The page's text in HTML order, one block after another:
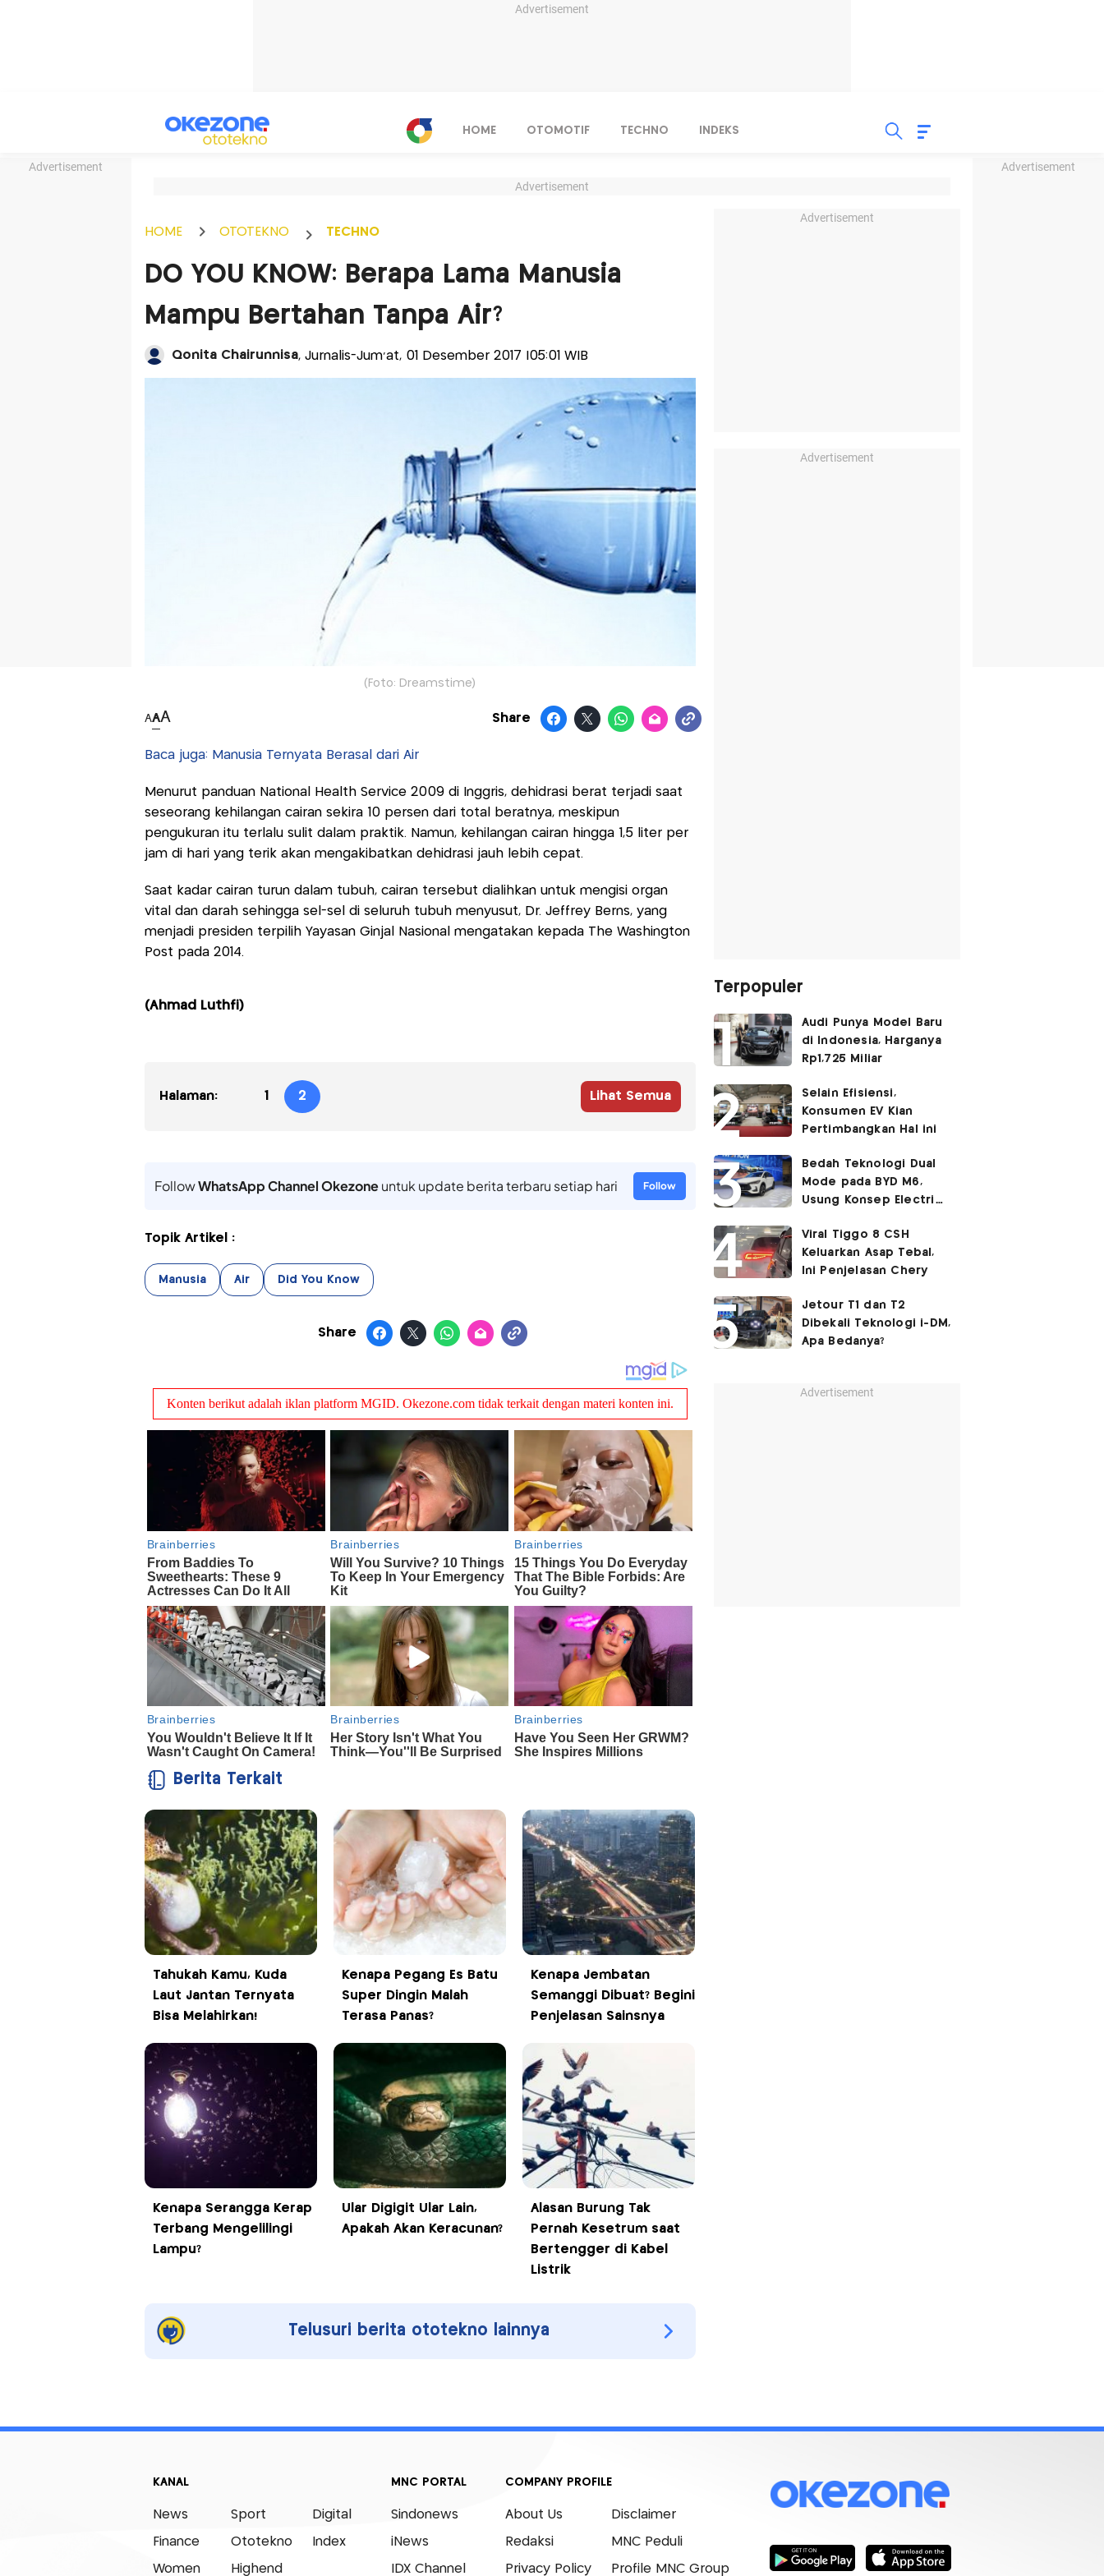
Advertisement
Advertisement Advertisement
HOME OTOMOTIF TECHNO INDEKS
Advertisement
HOME OTOTEKNO TECHNO
DO YOU KNOW: Berapa Lama Manusia
Mampu Bertahan Tanpa Air?
Qonita Chairunnisa, Jurnalis-Jum'at, 01 Desember 2017 |05:01 WIB
(Foto: Dreamstime)
AAA Share
Baca juga: Manusia Ternyata Berasal dari Air
Menurut panduan National Health Service 2009 di Inggris, dehidrasi berat terjadi saat
seseorang kehilangan cairan sekira 10 persen dari total beratnya, meskipun
pengukuran itu terlalu sulit dalam praktik. Namun, kehilangan cairan hingga 1,5 liter per
jam di hari yang terik akan mengakibatkan dehidrasi jauh lebih cepat.
Saat kadar cairan turun dalam tubuh, cairan tersebut dialihkan untuk mengisi organ
vital dan darah sehingga sel-sel di seluruh tubuh menyusut, Dr. Jeffrey Berns, yang
menjadi presiden terpilih Yayasan Ginjal Nasional mengatakan kepada The Washington
Post pada 2014.
(Ahmad Luthfi)
Halaman: 1 2 Lihat Semua
FollowWhatsApp Channel Okezoneuntuk update berita terbaru setiap hari Follow
Topik Artikel :
Manusia Air Did You Know
Share
Berita Terkait
Tahukah Kamu, Kuda
Laut Jantan Ternyata
Bisa Melahirkan!
Kenapa Pegang Es Batu
Super Dingin Malah
Terasa Panas?
Kenapa Jembatan
Semanggi Dibuat? Begini
Penjelasan Sainsnya
Kenapa Serangga Kerap
Terbang Mengelilingi
Lampu?
Ular Digigit Ular Lain,
Apakah Akan Keracunan?
Alasan Burung Tak
Pernah Kesetrum saat
Bertengger di Kabel
Listrik
Telusuri berita ototekno lainnya
Advertisement
Advertisement
Terpopuler
Audi Punya Model Baru
di Indonesia, Harganya
Rp1,725 Miliar
Selain Efisiensi,
Konsumen EV Kian
Pertimbangkan Hal ini
Bedah Teknologi Dual
Mode pada BYD M6,
Usung Konsep Electric
Viral Tiggo 8 CSH
Keluarkan Asap Tebal,
Ini Penjelasan Chery
Jetour T1 dan T2
Dibekali Teknologi i-DM,
Apa Bedanya?
Advertisement